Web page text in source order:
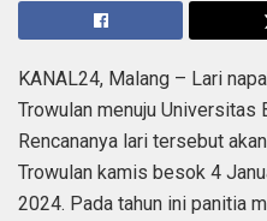
KANAL24, Malang – Lari
Trowulan menuju Universitas
Rencananya lari tersebut
Trowulan kamis besok 4
2024. Pada tahun ini panitia